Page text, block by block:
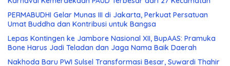
PERMABUDHI Gelar Munas III di Jakarta, Perkuat Persatuan
Umat Buddha dan Kontribusi untuk Bangsa
Lepas Kontingen ke Jambore Nasional XII, BupAAS: Pramuka
Bone Harus Jadi Teladan dan Jaga Nama Baik Daerah
Nakhoda Baru PWI Sulsel Transformasi Besar, Suwardi Thahir